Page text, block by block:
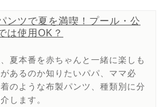
ンツで夏を満喫！プール・公
は使用OK？
夏本番を赤ちゃんと一緒に楽しも
あるのか知りたいパパ、ママ必
のような布製パンツ、種類別に分
します。